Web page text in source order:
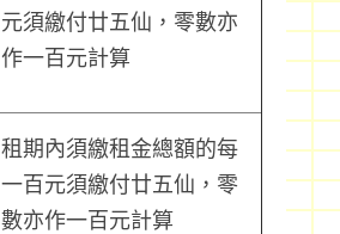
元須繳付廿五仙，零數亦
作一百元計算
租期內須繳租金總額的每
一百元須繳付廿五仙，零
數亦作一百元計算